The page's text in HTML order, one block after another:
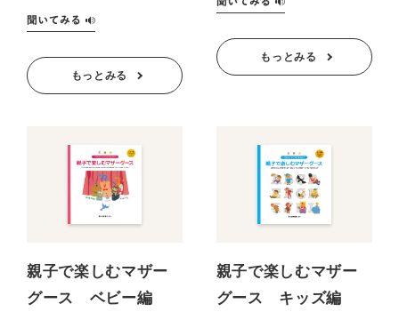
もっとみる
もっとみる
親子で楽しむマザー
グース ベビー編
親子で楽しむマザー
グース キッズ編